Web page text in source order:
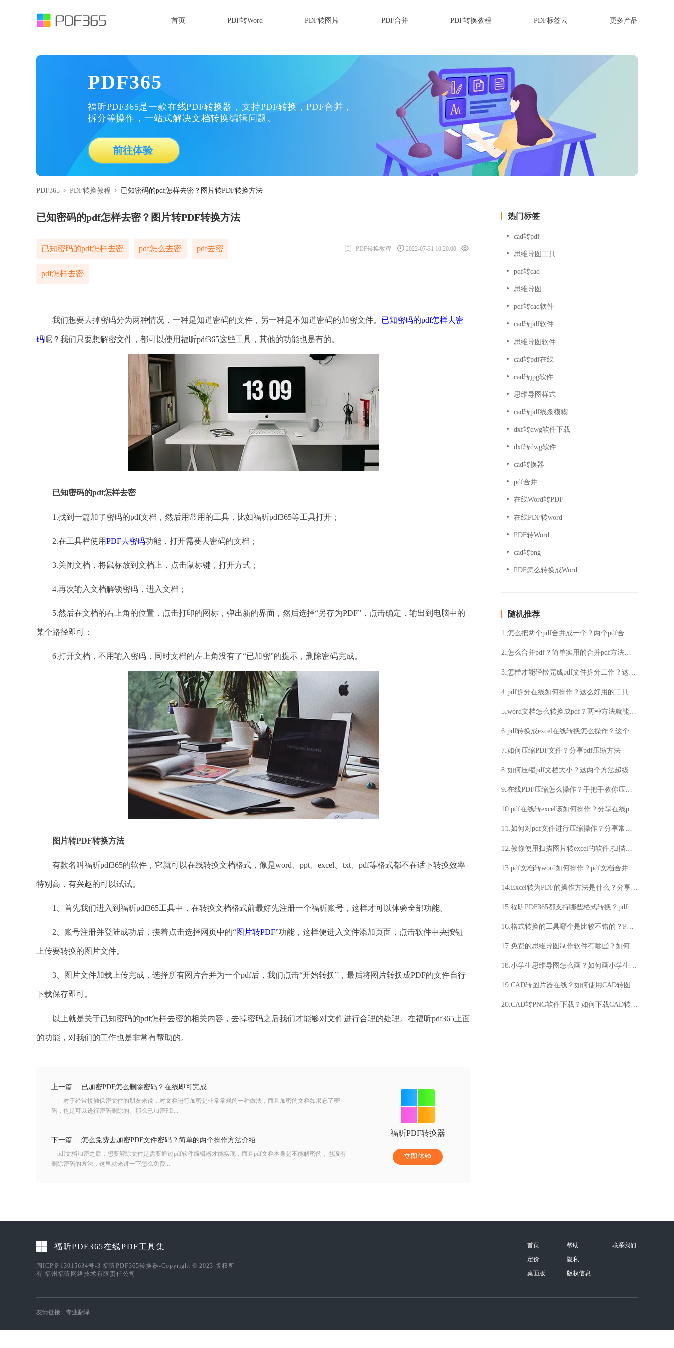
首页 PDF转Word PDF转图片 PDF合并 PDF转换教程 PDF标签云 更多产品
PDF365
福昕PDF365是一款在线PDF转换器，支持PDF转换，PDF合并，
拆分等操作，一站式解决文档转换编辑问题。
前往体验
PDF365 > PDF转换教程 > 已知密码的pdf怎样去密？图片转PDF转换方法
已知密码的pdf怎样去密？图片转PDF转换方法
已知密码的pdf怎样去密 pdf怎么去密 pdf去密
pdf怎样去密
PDF转换教程 2022-07-31 10:20:00
我们想要去掉密码分为两种情况，一种是知道密码的文件，另一种是不知道密码的加密文件。 已知密码的pdf怎样去密
码呢？我们只要想解密文件，都可以使用福昕pdf365这些工具，其他的功能也是有的。
已知密码的pdf怎样去密
1.找到一篇加了密码的pdf文档，然后用常用的工具，比如福昕pdf365等工具打开；
2.在工具栏使用PDF去密码功能，打开需要去密码的文档；
3.关闭文档，将鼠标放到文档上，点击鼠标键，打开方式；
4.再次输入文档解锁密码，进入文档；
5.然后在文档的右上角的位置，点击打印的图标，弹出新的界面，然后选择“另存为PDF”，点击确定，输出到电脑中的
某个路径即可；
6.打开文档，不用输入密码，同时文档的左上角没有了“已加密”的提示，删除密码完成。
图片转PDF转换方法
有款名叫福昕pdf365的软件，它就可以在线转换文档格式，像是word、ppt、excel、txt、pdf等格式都不在话下转换效率
特别高，有兴趣的可以试试。
1、首先我们进入到福昕pdf365工具中，在转换文档格式前最好先注册一个福昕账号，这样才可以体验全部功能。
2、账号注册并登陆成功后，接着点击选择网页中的“图片转PDF”功能，这样便进入文件添加页面，点击软件中央按钮
上传要转换的图片文件。
3、图片文件加载上传完成，选择所有图片合并为一个pdf后，我们点击“开始转换”，最后将图片转换成PDF的文件自行
下载保存即可。
以上就是关于已知密码的pdf怎样去密的相关内容，去掉密码之后我们才能够对文件进行合理的处理。在福昕pdf365上面
的功能，对我们的工作也是非常有帮助的。
上一篇: 已加密PDF怎么删除密码？在线即可完成
对于经常接触保密文件的朋友来说，对文档进行加密是非常常规的一种做法，而且加密的文档如果忘了密
码，也是可以进行密码删除的。那么已加密PD...
下一篇: 怎么免费去加密PDF文件密码？简单的两个操作方法介绍
pdf文档加密之后，想要解除文件是需要通过pdf软件编辑器才能实现，而且pdf文档本身是不能解密的，也没有
删除密码的方法，这里就来讲一下怎么免费...
福昕PDF转换器
立即体验
热门标签
cad转pdf
思维导图工具
pdf转cad
思维导图
pdf转cad软件
cad转pdf软件
思维导图软件
cad转pdf在线
cad转jpg软件
思维导图样式
cad转pdf线条模糊
dxf转dwg软件下载
dxf转dwg软件
cad转换器
pdf合并
在线Word转PDF
在线PDF转word
PDF转Word
cad转png
PDF怎么转换成Word
随机推荐
1.怎么把两个pdf合并成一个？两个pdf合并成一个的方法分享
2.怎么合并pdf？简单实用的合并pdf方法就在这里
3.怎样才能轻松完成pdf文件拆分工作？这个方法能帮你
4.pdf拆分在线如何操作？这么好用的工具一定要分享给大家
5.word文档怎么转换成pdf？两种方法就能搞定
6.pdf转换成excel在线转换怎么操作？这个方法可以解决
7.如何压缩PDF文件？分享pdf压缩方法
8.如何压缩pdf文档大小？这两个方法超级简单
9.在线PDF压缩怎么操作？手把手教你压缩教程
10.pdf在线转excel该如何操作？分享在线pdf转excel的操作方法
11.如何对pdf文件进行压缩操作？分享常见的PDF大小压缩技巧
12.教你使用扫描图片转excel的软件,扫描图片转excel的软件技巧图文分享
13.pdf文档转word如何操作？pdf文档合并技巧分享
14.Excel转为PDF的操作方法是什么？分享超简单的Excel转PDF方法！
15.福昕PDF365都支持哪些格式转换？pdf怎么转成图片格式方法分享
16.格式转换的工具哪个是比较不错的？PDF转换成长图的方法
17.免费的思维导图制作软件有哪些？如何找到免费的思维导图制作软件？
18.小学生思维导图怎么画？如何画小学生思维导图？
19.CAD转图片器在线？如何使用CAD转图片器在线？
20.CAD转PNG软件下载？如何下载CAD转PNG软件？
福昕PDF365在线PDF工具集
闽ICP备13015634号-3 福昕PDF365转换器-Copyright © 2023 版权所
有 福州福昕网络技术有限责任公司
首页
定价
桌面版
帮助
隐私
版权信息
联系我们
友情链接: 专业翻译